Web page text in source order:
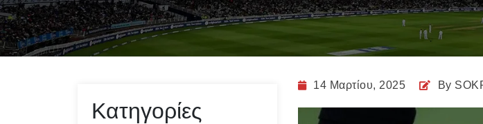
Κατηγορίες
14 Μαρτίου, 2025 By